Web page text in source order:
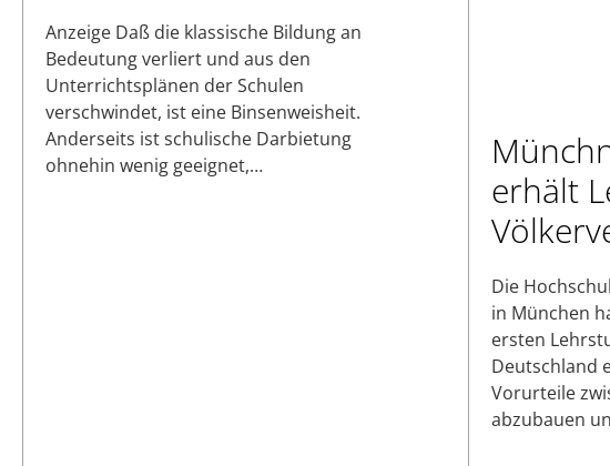
Anzeige Daß die klassische Bildung an
Bedeutung verliert und aus den
Unterrichtsplänen der Schulen
verschwindet, ist eine Binsenweisheit.
Anderseits ist schulische Darbietung
ohnehin wenig geeignet,…
erhält
Die
in München
ersten
Deutschland
Vorurteile
abzubauen